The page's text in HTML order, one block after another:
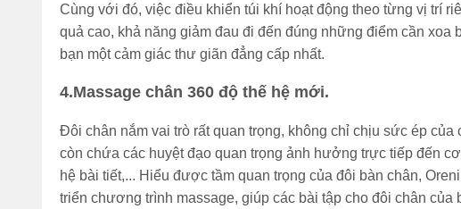
Cùng với đó, việc điều khiển túi khí hoạt động theo từng vị trí
quả cao, khả năng giảm đau đi đến đúng những điểm cần
bạn một cảm giác thư giãn đẳng cấp nhất.
4.Massage chân 360 độ thế hệ mới.
Đôi chân nắm vai trò rất quan trọng, không chỉ chịu sức ép
còn chứa các huyệt đạo quan trọng ảnh hưởng trực tiếp đến
hệ bài tiết,... Hiểu được tầm quan trọng của đôi bàn chân,
triển chương trình massage, giúp các bài tập cho đôi chân của